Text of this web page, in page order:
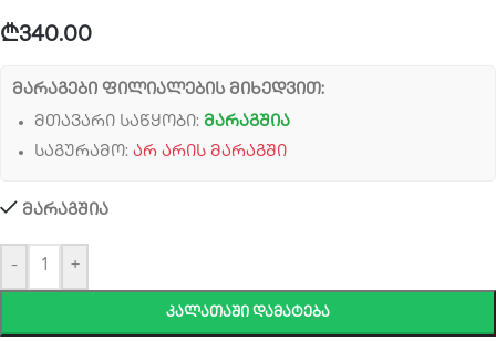
₾340.00
მარაგები ფილიალების მიხედვით:
მთავარი საწყობი: მარაგშია
საგურამო: არ არის მარაგში
მარაგშია
- +
ᲙᲐᲚᲐᲗᲐᲨᲘ ᲓᲐᲛᲐᲢᲔᲑᲐ